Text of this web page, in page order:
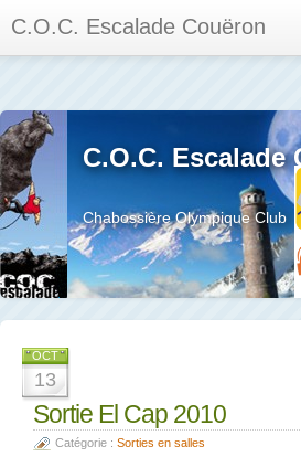
C.O.C. Escalade Couëron
Calendrier des événements et des
Les membres
Les séances
Privée
La salle et le mur
C.O.C. Escalade
Chabossière Olympique Club
OCT
13
Sortie El Cap 2010
Catégorie : Sorties en salles